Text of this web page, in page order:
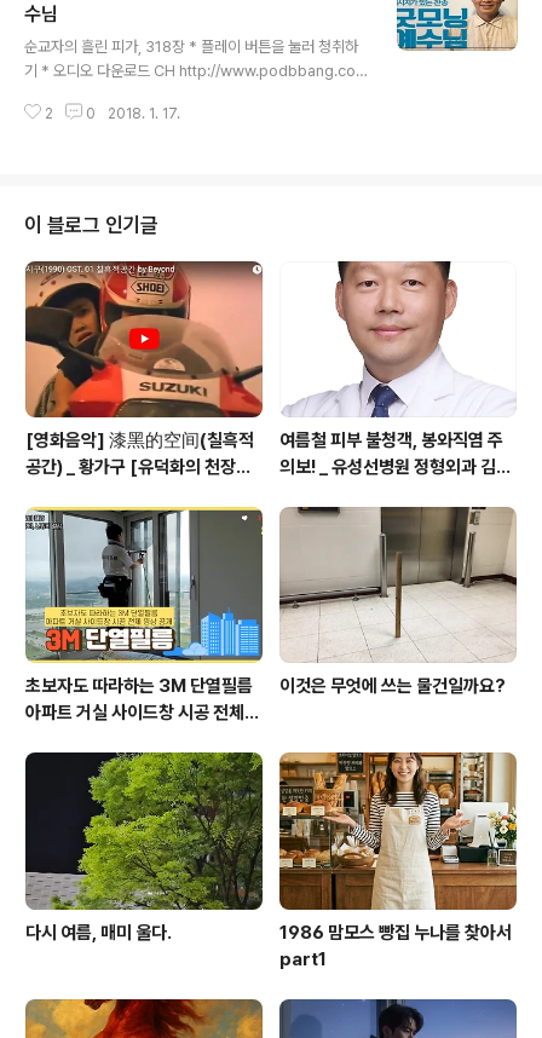
odbbang.com/ch/15433클릭 https://leesangils.m
odoo.at 클릭 https://hushpuppies.modoo.at 상담
전화 1544-1266 홈페이지 http://www.3m365.co.kr
ht..
수님
순교자의 흘린 피가, 318장 * 플레이 버튼을 눌러 청취하
기 * 오디오 다운로드 CH http://www.podbbang.co
배 목사의 '굿모닝 예수님' 팟캐스트팟빵 - http://www.p
p://www.podbbang.com/ch/15433클릭 https://le
esangils.modoo.at 클릭 https://hushpuppies.mo
doo.at 상담전화 1544-1266 홈페이지 http://www.3
m365.co.kr ..
2 0 2018. 1. 17.
이 블로그 인기글
[영화음악] 漆黑的空间(칠흑적
공간) _ 황가구 [유덕화의 천장지
여름철 피부 불청객, 봉와직염 주
의보! _ 유성선병원 정형외과 김의
초보자도 따라하는 3M 단열필름
아파트 거실 사이드창 시공 전체
이것은 무엇에 쓰는 물건일까요?
다시 여름, 매미 울다.
1986 맘모스 빵집 누나를 찾아서
part1